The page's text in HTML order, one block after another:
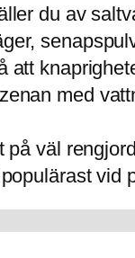
du av
att
med
på väl
vid